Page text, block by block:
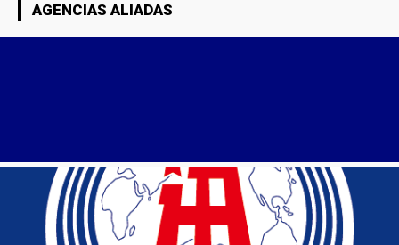
AGENCIAS ALIADAS